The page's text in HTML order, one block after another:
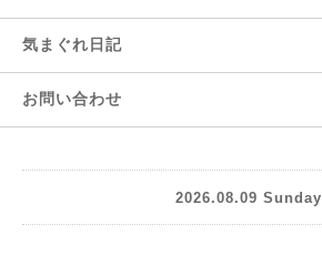
気まぐれ日記
お問い合わせ
2026.08.09 Sunday